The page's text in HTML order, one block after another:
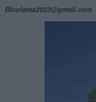
Bluelama2023@gmail.com